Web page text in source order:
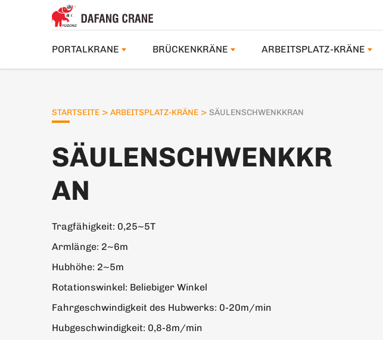
PORTALKRANE BRÜCKENKRÄNE ARBEITSPLATZ-KRÄNE
STARTSEITE > ARBEITSPLATZ-KRÄNE > SÄULENSCHWENKKRAN
SÄULENSCHWENKKR
AN
Tragfähigkeit: 0,25~5T
Armlänge: 2~6m
Hubhöhe: 2~5m
Rotationswinkel: Beliebiger Winkel
Fahrgeschwindigkeit des Hubwerks: 0-20m/min
Hubgeschwindigkeit: 0,8-8m/min